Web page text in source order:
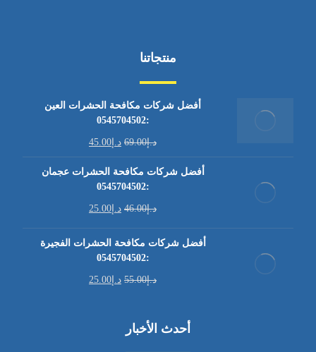
منتجاتنا
أفضل شركات مكافحة الحشرات العين
:0545704502
د.إ69.00 د.إ 45.00
أفضل شركات مكافحة الحشرات عجمان
:0545704502
د.إ46.00 د.إ 25.00
أفضل شركات مكافحة الحشرات الفجيرة
:0545704502
د.إ55.00 د.إ 25.00
أحدث الأخبار